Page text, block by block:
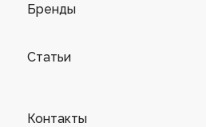
Бренды
Статьи
Контакты